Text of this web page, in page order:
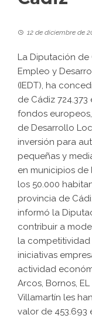
12 de diciembre de
La Diputación
Empleo y
(IEDT), ha
de Cádiz
fondos
de Desarrollo
inversión para
pequeñas y
en municipios
los 50.000
provincia de
informó la
contribuir a
la competitividad
iniciativas
actividad
Arcos, Bornos,
Villamartín les
valor de 453.693